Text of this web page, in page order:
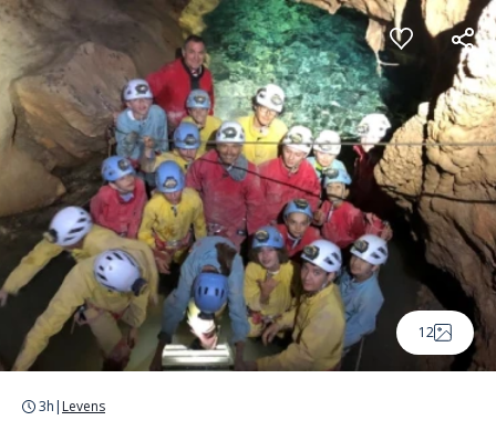
Panneau de gestion des cookies
12
3h | Levens